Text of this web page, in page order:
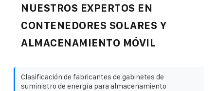
NUESTROS EXPERTOS EN
CONTENEDORES SOLARES Y
ALMACENAMIENTO MÓVIL
Clasificación de fabricantes de gabinetes de
suministro de energía para almacenamiento